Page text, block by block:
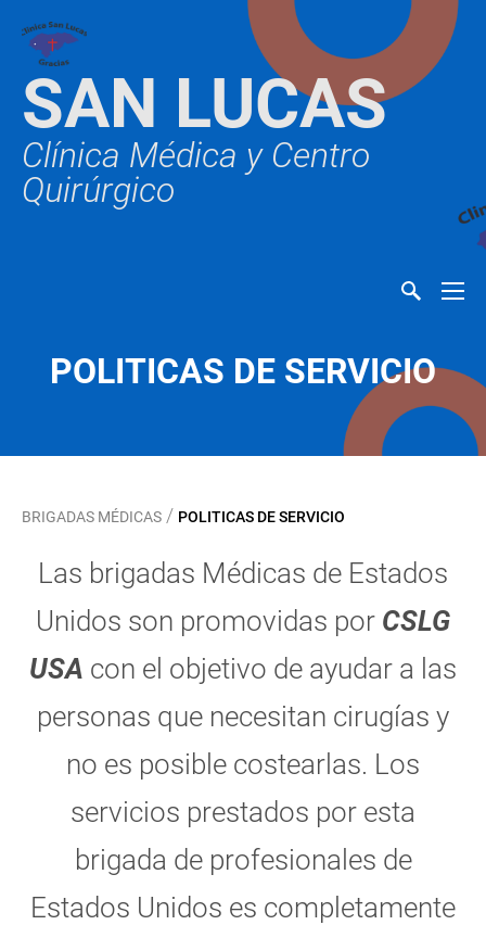
SAN LUCAS
Clínica Médica y Centro
Quirúrgico
POLITICAS DE SERVICIO
BRIGADAS MÉDICAS / POLITICAS DE SERVICIO
Las brigadas Médicas de Estados
Unidos son promovidas por CSLG
USA con el objetivo de ayudar a las
personas que necesitan cirugías y
no es posible costearlas. Los
servicios prestados por esta
brigada de profesionales de
Estados Unidos es completamente